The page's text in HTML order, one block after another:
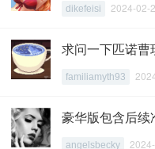
dikefeisi 2024-02-
求问一下匹诺曹
familiamyth93
豪华版包含后
angelsbecky